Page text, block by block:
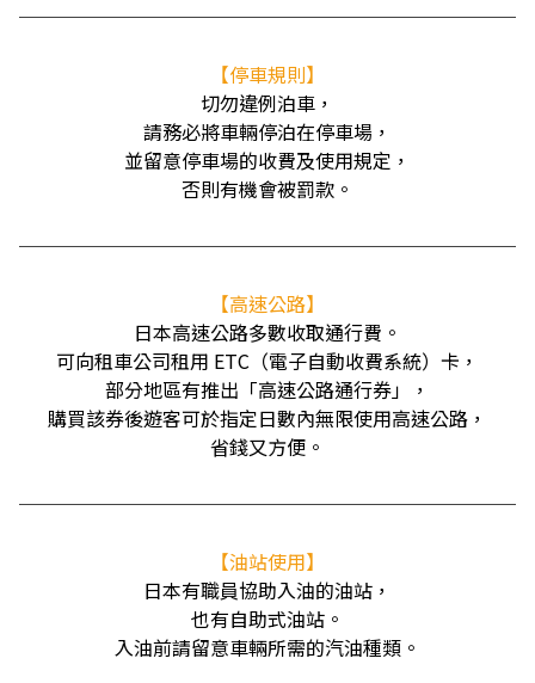
──────────────────────────
【停車規則】
切勿違例泊車，
請務必將車輛停泊在停車場，
並留意停車場的收費及使用規定，
否則有機會被罰款。
──────────────────────────
【高速公路】
日本高速公路多數收取通行費。
可向租車公司租用 ETC（電子自動收費系統）卡，
部分地區有推出「高速公路通行券」，
購買該券後遊客可於指定日數內無限使用高速公路，
省錢又方便。
──────────────────────────
【油站使用】
日本有職員協助入油的油站，
也有自助式油站。
入油前請留意車輛所需的汽油種類。